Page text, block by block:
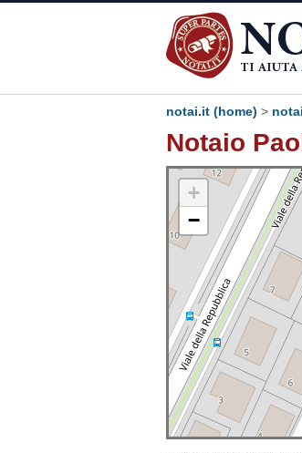
notai.it (home) >
Notaio
+
−